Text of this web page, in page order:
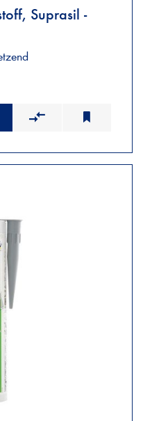
Suprasil -